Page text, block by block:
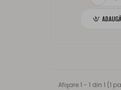
Afişare 1 - 1 din 1 (1